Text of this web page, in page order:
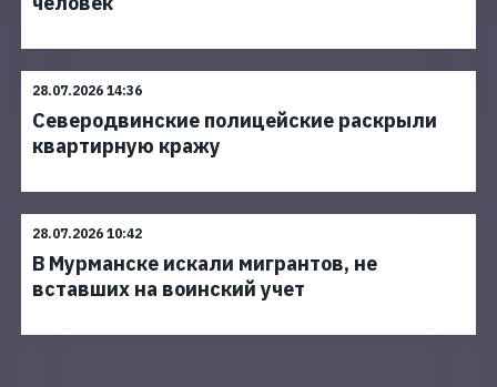
28.07.2026 14:36
Северодвинские полицейские раскрыли
квартирную кражу
28.07.2026 10:42
В Мурманске искали мигрантов, не
вставших на воинский учет